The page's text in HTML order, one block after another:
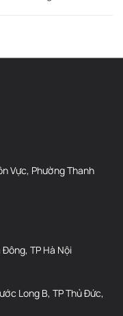
Vực, Phường Thanh
TP Hà Nội
Long B, TP Thủ Đức,